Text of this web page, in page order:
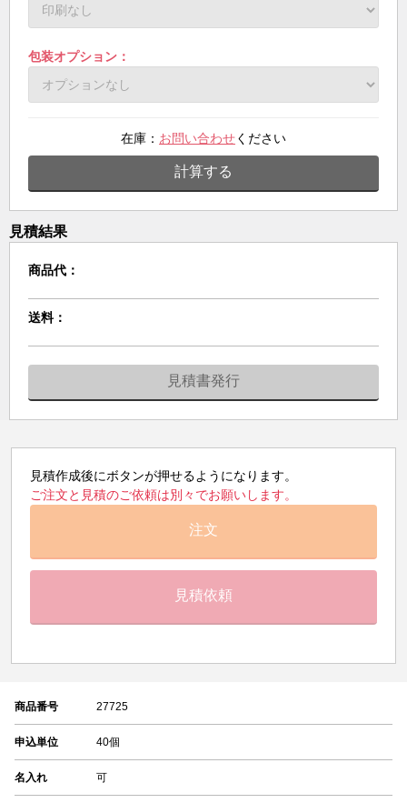
包装オプション：
在庫： お問い合わせください
計算する
見積結果
商品代：
送料：
見積書発行
見積作成後にボタンが押せるようになります。
ご注文と見積のご依頼は別々でお願いします。
注文
見積依頼
商品番号 27725
申込単位 40個
名入れ 可